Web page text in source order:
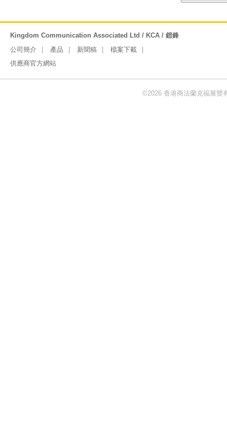
Kingdom Communication Associated Ltd / KCA / 鎧鋒
公司簡介
產品 新聞稿
檔案下載
供應商官方網站
©2026 香港商法蘭克福展覽